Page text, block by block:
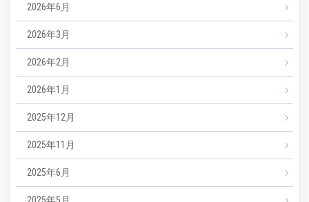
2026年6月
2026年3月
2026年2月
2026年1月
2025年12月
2025年11月
2025年6月